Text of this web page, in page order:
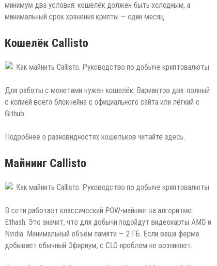
минимум два условия: кошелёк должен быть холодным, а
минимальный срок хранения крипты — один месяц.
Кошелёк Callisto
Для работы с монетами нужен кошелёк. Вариантов два: полный
с копией всего блокчейна с официального сайта или лёгкий с
Github.
Подробнее о разновидностях кошельков читайте здесь.
Майнинг Callisto
В сети работает классический POW-майнинг на алгоритме
Ethash. Это значит, что для добычи подойдут видеокарты AMD и
Nvidia. Минимальный объём памяти — 2 ГБ. Если ваша ферма
добывает обычный Эфириум, с CLO проблем не возникнет.